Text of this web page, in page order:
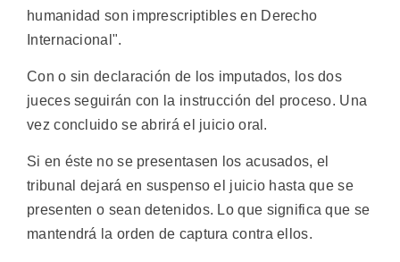
humanidad son imprescriptibles en Derecho
Internacional".
Con o sin declaración de los imputados, los dos
jueces seguirán con la instrucción del proceso. Una
vez concluido se abrirá el juicio oral.
Si en éste no se presentasen los acusados, el
tribunal dejará en suspenso el juicio hasta que se
presenten o sean detenidos. Lo que significa que se
mantendrá la orden de captura contra ellos.